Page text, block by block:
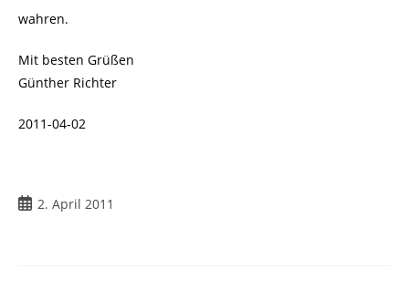
wahren.
Mit besten Grüßen
Günther Richter
2011-04-02
Beitrag2. April 2011